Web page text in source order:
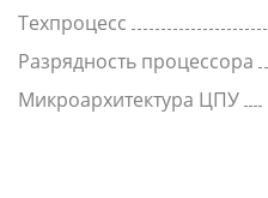
Техпроцесс
Разрядность процессора
Микроархитектура ЦПУ